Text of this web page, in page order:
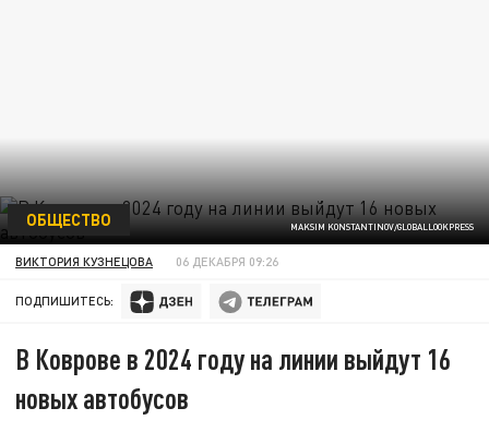
MAKSIM KONSTANTINOV/GLOBALLOOKPRESS
ОБЩЕСТВО
ВИКТОРИЯ КУЗНЕЦОВА 06 ДЕКАБРЯ 09:26
ПОДПИШИТЕСЬ:
В Коврове в 2024 году на линии выйдут 16
новых автобусов